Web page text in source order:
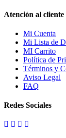
Atención al cliente
Mi Cuenta
Mi Lista de
MI Carrito
Política de
Términos y
Aviso Legal
FAQ
Redes Sociales